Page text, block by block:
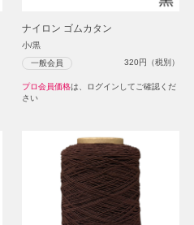
ナイロン ゴムカタン
小/黒
一般会員 320円（税別）
プロ会員価格は、ログインしてご確認くだ
さい